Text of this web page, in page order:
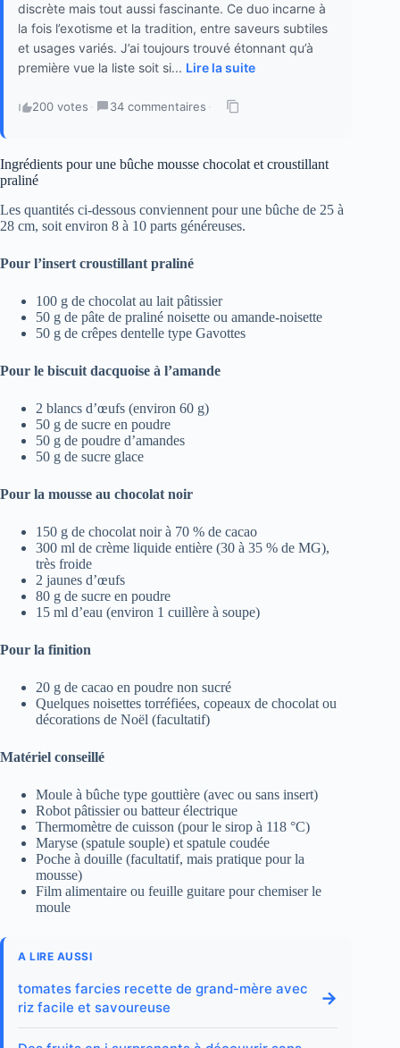
discrète mais tout aussi fascinante. Ce duo incarne à
la fois l’exotisme et la tradition, entre saveurs subtiles
et usages variés. J’ai toujours trouvé étonnant qu’à
première vue la liste soit si... Lire la suite
200 votes · 34 commentaires ·
Ingrédients pour une bûche mousse chocolat et croustillant
praliné
Les quantités ci-dessous conviennent pour une bûche de 25 à
28 cm, soit environ 8 à 10 parts généreuses.
Pour l’insert croustillant praliné
100 g de chocolat au lait pâtissier
50 g de pâte de praliné noisette ou amande-noisette
50 g de crêpes dentelle type Gavottes
Pour le biscuit dacquoise à l’amande
2 blancs d’œufs (environ 60 g)
50 g de sucre en poudre
50 g de poudre d’amandes
50 g de sucre glace
Pour la mousse au chocolat noir
150 g de chocolat noir à 70 % de cacao
300 ml de crème liquide entière (30 à 35 % de MG),
très froide
2 jaunes d’œufs
80 g de sucre en poudre
15 ml d’eau (environ 1 cuillère à soupe)
Pour la finition
20 g de cacao en poudre non sucré
Quelques noisettes torréfiées, copeaux de chocolat ou
décorations de Noël (facultatif)
Matériel conseillé
Moule à bûche type gouttière (avec ou sans insert)
Robot pâtissier ou batteur électrique
Thermomètre de cuisson (pour le sirop à 118 °C)
Maryse (spatule souple) et spatule coudée
Poche à douille (facultatif, mais pratique pour la
mousse)
Film alimentaire ou feuille guitare pour chemiser le
moule
A LIRE AUSSI
tomates farcies recette de grand-mère avec
riz facile et savoureuse
→